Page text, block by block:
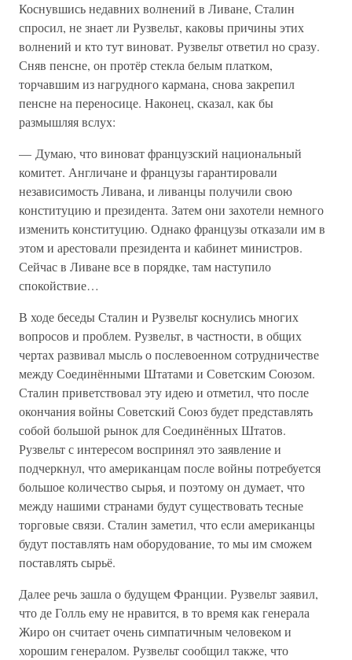
Коснувшись недавних волнений в Ливане, Сталин
спросил, не знает ли Рузвельт, каковы причины этих
волнений и кто тут виноват. Рузвельт ответил но сразу.
Сняв пенсне, он протёр стекла белым платком,
торчавшим из нагрудного кармана, снова закрепил
пенсне на переносице. Наконец, сказал, как бы
размышляя вслух:
— Думаю, что виноват французский национальный
комитет. Англичане и французы гарантировали
независимость Ливана, и ливанцы получили свою
конституцию и президента. Затем они захотели немного
изменить конституцию. Однако французы отказали им в
этом и арестовали президента и кабинет министров.
Сейчас в Ливане все в порядке, там наступило
спокойствие…
В ходе беседы Сталин и Рузвельт коснулись многих
вопросов и проблем. Рузвельт, в частности, в общих
чертах развивал мысль о послевоенном сотрудничестве
между Соединёнными Штатами и Советским Союзом.
Сталин приветствовал эту идею и отметил, что после
окончания войны Советский Союз будет представлять
собой большой рынок для Соединённых Штатов.
Рузвельт с интересом воспринял это заявление и
подчеркнул, что американцам после войны потребуется
большое количество сырья, и поэтому он думает, что
между нашими странами будут существовать тесные
торговые связи. Сталин заметил, что если американцы
будут поставлять нам оборудование, то мы им сможем
поставлять сырьё.
Далее речь зашла о будущем Франции. Рузвельт заявил,
что де Голль ему не нравится, в то время как генерала
Жиро он считает очень симпатичным человеком и
хорошим генералом. Рузвельт сообщил также, что